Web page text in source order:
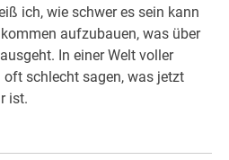
ich, wie schwer es sein kann
aufzubauen, was über
In einer Welt voller
schlecht sagen, was jetzt
ist.